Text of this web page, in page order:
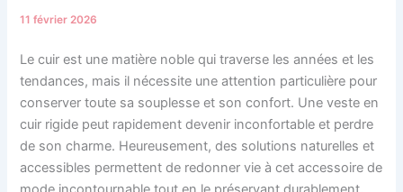
11 février 2026
Le cuir est une matière noble qui traverse les années et les
tendances, mais il nécessite une attention particulière pour
conserver toute sa souplesse et son confort. Une veste en
cuir rigide peut rapidement devenir inconfortable et perdre
de son charme. Heureusement, des solutions naturelles et
accessibles permettent de redonner vie à cet accessoire de